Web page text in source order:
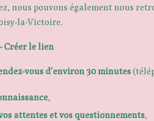
nous pouvons également nous
la-Victoire.
Créer le lien
vous d’environ 30 minutes
,
attentes et vos questionnements,